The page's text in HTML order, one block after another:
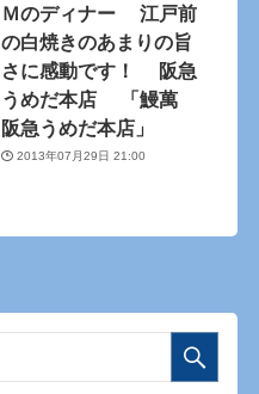
Ｍのディナー 江戸前
の白焼きのあまりの旨
さに感動です！ 阪急
うめだ本店 「鰻萬
阪急うめだ本店」
2013年07月29日 21:00